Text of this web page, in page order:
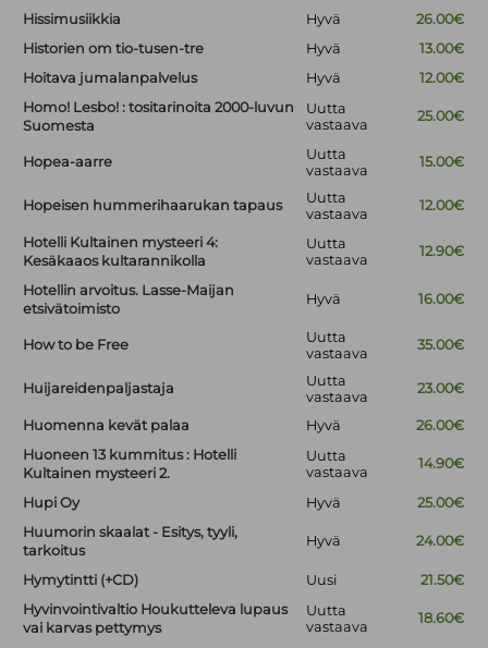
Hissimusiikkia Hyvä
26.00€
Historien om tio-tusen-tre
Hyvä
13.00€
Hoitava jumalanpalvelus
Hyvä
12.00€
Homo! Lesbo! : tositarinoita 2000-luvun
Suomesta
Uutta
vastaava
25.00€
Hopea-aarre
Uutta
vastaava
15.00€
Hopeisen hummerihaarukan tapaus
Uutta
vastaava
12.00€
Hotelli Kultainen mysteeri 4:
Kesäkaaos kultarannikolla
Uutta
vastaava
12.90€
Hotellin arvoitus. Lasse-Maijan
etsivätoimisto
Hyvä 16.00€
How to be Free
Uutta
vastaava
35.00€
Huijareidenpaljastaja
Uutta
vastaava
23.00€
Huomenna kevät palaa Hyvä
26.00€
Huoneen 13 kummitus : Hotelli
Kultainen mysteeri 2.
Uutta
vastaava
14.90€
Hupi Oy Hyvä
25.00€
Huumorin skaalat - Esitys, tyyli,
tarkoitus
Hyvä 24.00€
Hymytintti (+CD) Uusi
21.50€
Hyvinvointivaltio Houkutteleva lupaus
vai karvas pettymys
Uutta
vastaava
18.60€